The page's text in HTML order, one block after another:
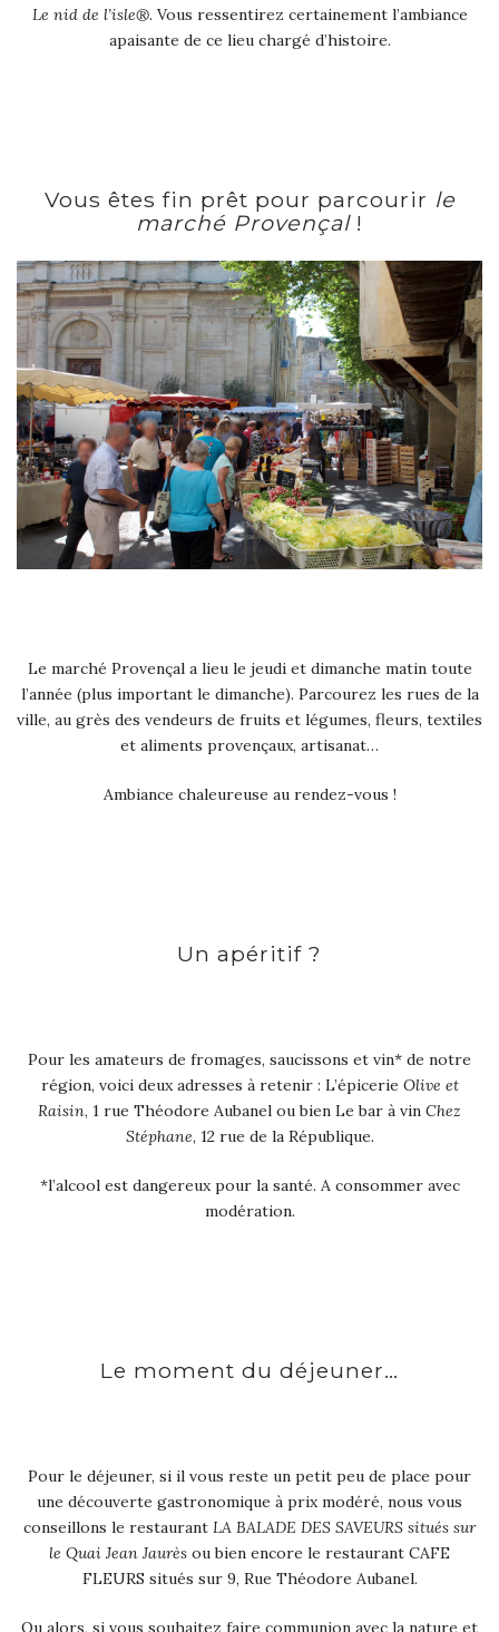
Le nid de l’isle®. Vous ressentirez certainement l’ambiance
apaisante de ce lieu chargé d’histoire.
Vous êtes fin prêt pour parcourir le
marché Provençal!
Le marché Provençal a lieu le jeudi et dimanche matin toute
l’année (plus important le dimanche). Parcourez les rues de la
ville, au grès des vendeurs de fruits et légumes, fleurs, textiles
et aliments provençaux, artisanat…
Ambiance chaleureuse au rendez-vous !
Un apéritif ?
Pour les amateurs de fromages, saucissons et vin* de notre
région, voici deux adresses à retenir : L’épicerie Olive et
Raisin, 1 rue Théodore Aubanel ou bien Le bar à vin Chez
Stéphane, 12 rue de la République.
*l’alcool est dangereux pour la santé. A consommer avec
modération.
Le moment du déjeuner…
Pour le déjeuner, si il vous reste un petit peu de place pour
une découverte gastronomique à prix modéré, nous vous
conseillons le restaurant LA BALADE DES SAVEURS situés sur
le Quai Jean Jaurès ou bien encore le restaurant CAFE
FLEURS situés sur 9, Rue Théodore Aubanel.
Ou alors, si vous souhaitez faire communion avec la nature et